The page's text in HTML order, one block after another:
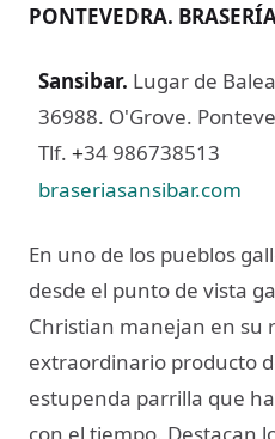
PONTEVEDRA.
Sansibar. Lugar de
36988. O'Grove.
Tlf. +34 986738513
braseriasansibar.com
En uno de los pueblos
desde el punto de vista
Christian manejan en su
extraordinario producto
estupenda parrilla que
con el tiempo. Destacan